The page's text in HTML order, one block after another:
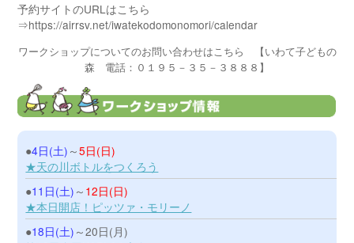
予約サイトのURLはこちら
⇒https://airrsv.net/iwatekodomonomori/calendar
ワークショップについてのお問い合わせはこちら 【いわて子どもの
森 電話：０１９５－３５－３８８８】
●4日(土) ～5日(日)
★天の川ボトルをつくろう
●11日(土) ～ 12日(日)
★本日開店！ピッツァ・モリーノ
●18日(土) ～20日(月)